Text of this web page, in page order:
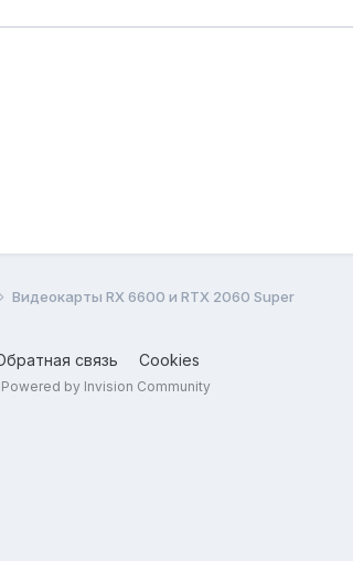
Видеокарты RX 6600 и RTX 2060 Super
связь Cookies
Powered by Invision Community